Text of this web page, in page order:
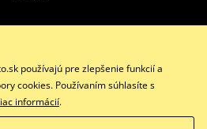
| So: 9:00-13:00 | Ne: Zatvorené
používajú pre zlepšenie funkcií a
cookies. Používaním súhlasíte s
informácií.